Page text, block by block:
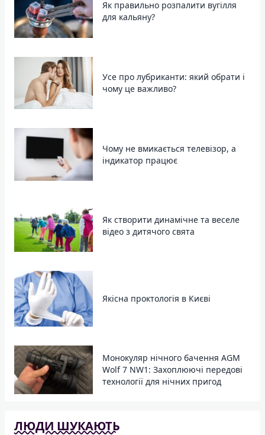
Як правильно розпалити вугілля
для кальяну?
Усе про лубриканти: який обрати і
чому це важливо?
Чому не вмикається телевізор, а
індикатор працює
Як створити динамічне та веселе
відео з дитячого свята
Якісна проктологія в Києві
Монокуляр нічного бачення AGM
Wolf 7 NW1: Захоплюючі передові
технології для нічних пригод
ЛЮДИ ШУКАЮТЬ